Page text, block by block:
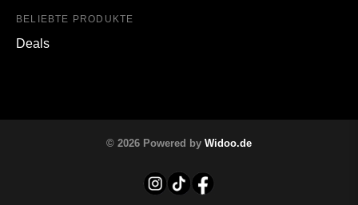
BELIEBTE PRODUKTE
Deals
© 2026 Powered by Widoo.de